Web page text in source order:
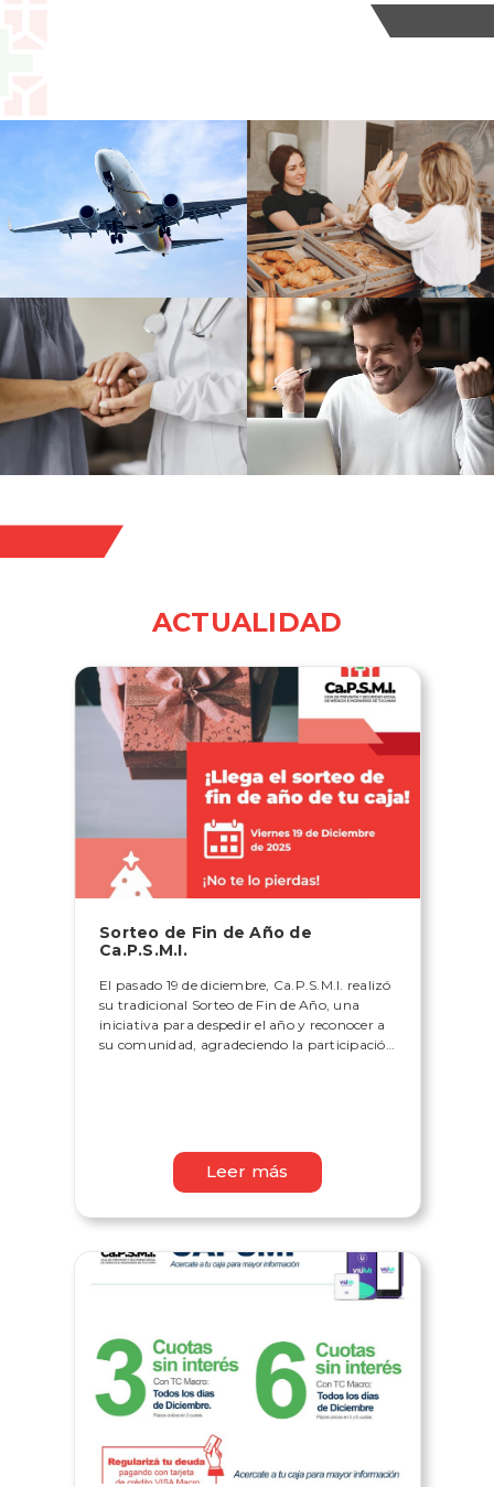
ACTUALIDAD
Sorteo de Fin de Año de
Ca.P.S.M.I.
El pasado 19 de diciembre, Ca.P.S.M.I. realizó
su tradicional Sorteo de Fin de Año, una
iniciativa para despedir el año y reconocer a
su comunidad, agradeciendo la participación
Leer más